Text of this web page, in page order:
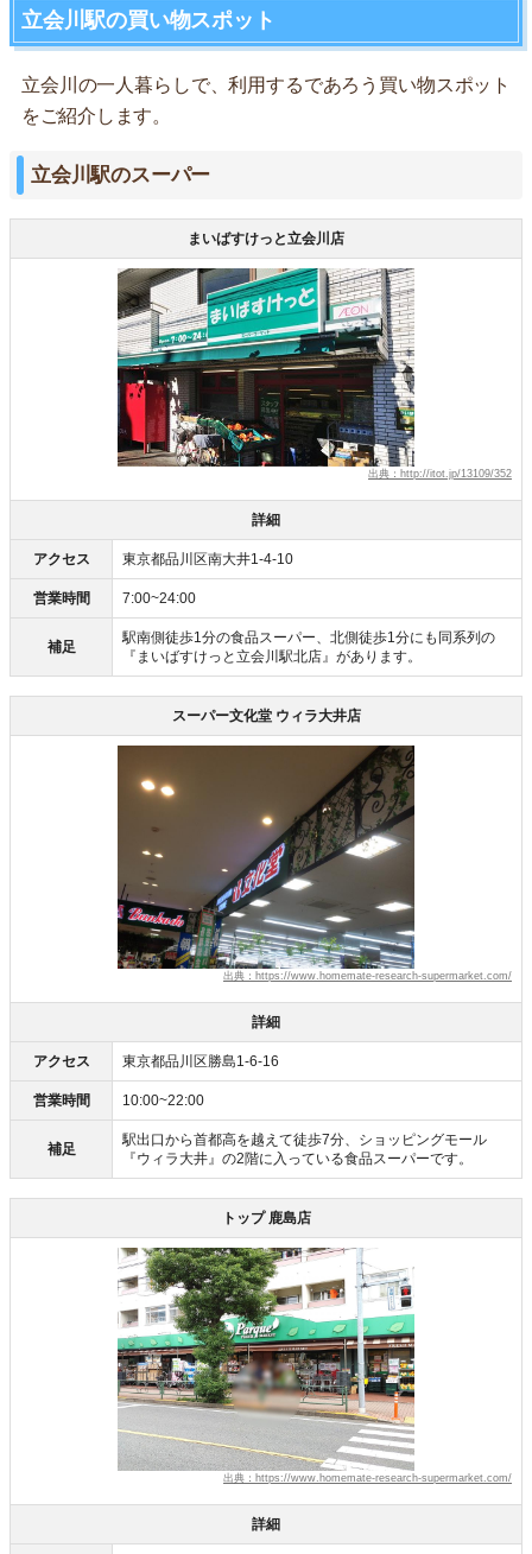
立会川駅の買い物スポット
立会川の一人暮らしで、利用するであろう買い物スポット
をご紹介します。
立会川駅のスーパー
まいばすけっと立会川店
出典：http://itot.jp/13109/352
詳細
アクセス 東京都品川区南大井1-4-10
営業時間 7:00~24:00
補足
駅南側徒歩1分の食品スーパー、北側徒歩1分にも同系列の
『まいばすけっと立会川駅北店』があります。
スーパー文化堂 ウィラ大井店
出典：https://www.homemate-research-supermarket.com/
詳細
アクセス 東京都品川区勝島1-6-16
営業時間 10:00~22:00
補足
駅出口から首都高を越えて徒歩7分、ショッピングモール
『ウィラ大井』の2階に入っている食品スーパーです。
トップ 鹿島店
出典：https://www.homemate-research-supermarket.com/
詳細